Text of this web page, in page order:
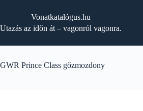
Vonatkatalógus.hu
Utazás az időn át – vagonról vagonra.
GWR Prince Class gőzmozdony